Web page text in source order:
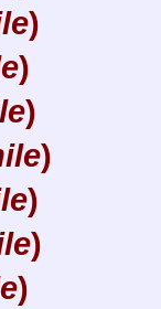
)
)
)
)
)
)
)